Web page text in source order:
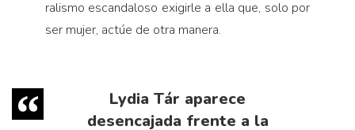
ralismo escandaloso exigirle a ella que, solo por
ser mujer, actúe de otra manera.
Lydia Tár aparece
desencajada frente a la